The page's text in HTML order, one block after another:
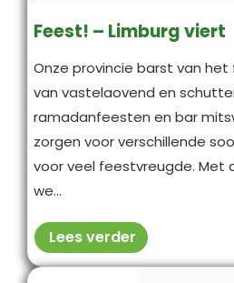
Feest! – Limburg viert
Onze provincie barst van
van vastelaovend en
ramadanfeesten en bar
zorgen voor verschillende
voor veel feestvreugde. Met
we...
Lees verder